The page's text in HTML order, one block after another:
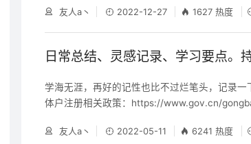
体、学习充电一直有在坚持，也算是达成了上一
面没有太多变化，朋友依旧是那几位，也没有
分关系都是保持在角色之内。今年留心记住了朋
友人a丶 2022-12-27 1627 热度
日常总结、灵感记录、学习要点。
学海无涯，再好的记性也比不过烂笔头，记录
体户注册相关政策：https://www.gov.cn/
有朝一日会更丑恶的方式爆发出来 从行为学的
友人a丶 2022-05-11 6241 热度